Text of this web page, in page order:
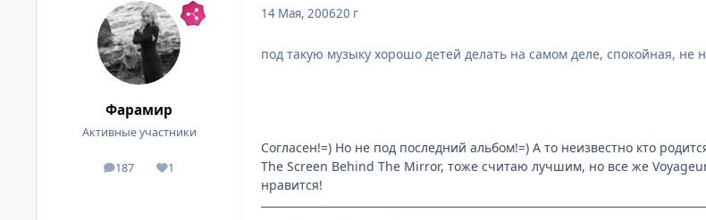
Фарамир
Активные участники
187
посты 1
Репутация
14 Мая, 200620 г
под такую музыку хорошо детей делать на самом деле, спокойная, не
Согласен!=) Но не под последний альбом!=) А то неизвестно кто
The Screen Behind The Mirror, тоже считаю лучшим, но все же
нравится!